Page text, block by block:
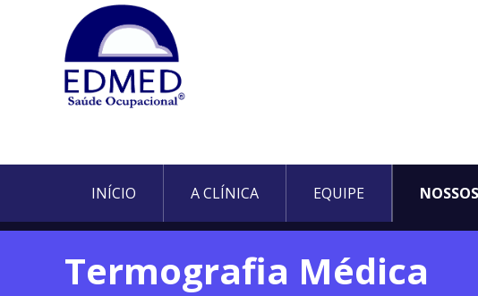
INÍCIO A CLÍNICA EQUIPE
Termografia Médica